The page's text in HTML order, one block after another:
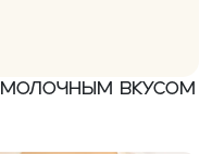
молочным вкусом